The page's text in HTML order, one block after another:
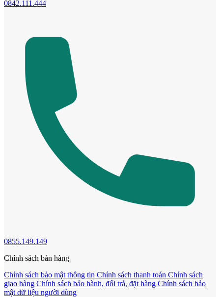
Cửa Nhựa Gỗ Sungyu Đài Loan
0842.111.444
0855.149.149
Chính sách bán hàng
Chính sách bảo mật thông tin Chính sách thanh toán Chính sách
giao hàng Chính sách bảo hành, đổi trả, đặt hàng Chính sách bảo
mật dữ liệu người dùng